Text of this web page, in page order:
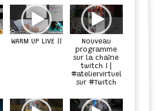
WARM UP LIVE !!
Nouveau
programme
sur la chaîne
twitch ! |
#ateliervirtuel
sur #Twitch